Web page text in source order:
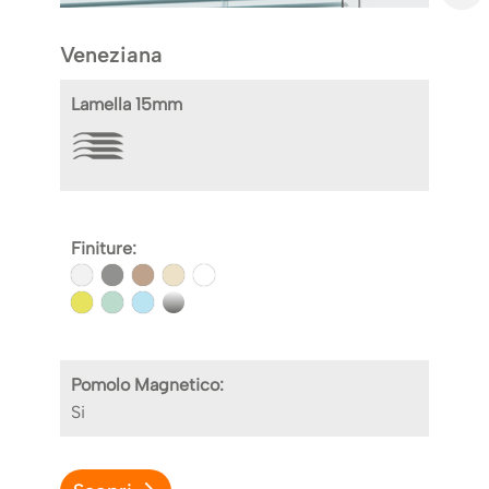
Veneziana
Lamella 15mm
Finiture:
Pomolo Magnetico:
Si